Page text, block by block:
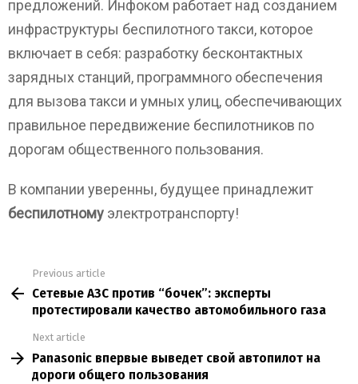
предложений. Инфоком работает над созданием
инфраструктуры беспилотного такси, которое
включает в себя: разработку бесконтактных
зарядных станций, программного обеспечения
для вызова такси и умных улиц, обеспечивающих
правильное передвижение беспилотников по
дорогам общественного пользования.
В компании уверенны, будущее принадлежит
беспилотному электротранспорту!
more
Previous article
Сетевые АЗС против “бочек”: эксперты
протестировали качество автомобильного газа
Next article
Panasonic впервые выведет свой автопилот на
дороги общего пользования